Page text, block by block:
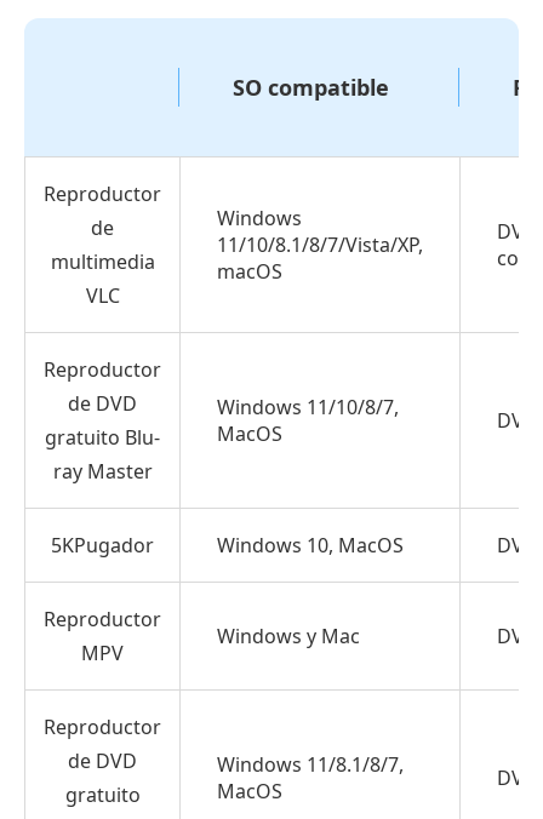
seleccionamos
de
DVD
1.
Reproductor
multimedia
VLC:
La
mejor
opción
gratuita
y
de
código
abierto
para
las
plataformas.
2.
SO compatible
Reproductor
de
multimedia
VLC
Windows
11/10/8.1/8/7/Vista/XP,
macOS
Reproductor
de DVD
gratuito Blu-
ray Master
Windows 11/10/8/7,
MacOS
5KPugador Windows 10, MacOS
Reproductor
MPV
Windows y Mac
Reproductor
de DVD
gratuito
Windows 11/8.1/8/7,
MacOS